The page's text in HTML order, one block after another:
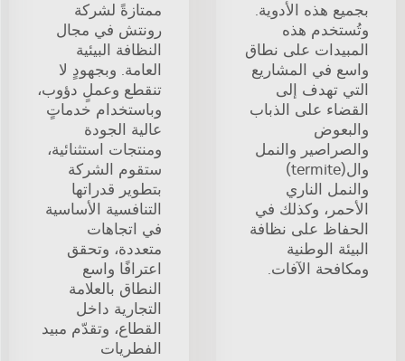
بجميع هذه الأدوية.
وتُستخدم هذه
المبيدات على نطاق
واسع في المشاريع
التي تهدف إلى
القضاء على الذباب
والبعوض
والصراصير والنمل
وال(termite)
والنمل الناري
الأحمر، وكذلك في
الحفاظ على نظافة
البيئة الوطنية
ومكافحة الآفات.
ممتازةً لشركة
رونتش في مجال
النظافة البيئية
العامة. وبجهودٍ لا
تنقطع وعملٍ دؤوب،
وباستخدام خدماتٍ
عالية الجودة
ومنتجات استثنائية،
ستقوم الشركة
بتطوير قدراتها
التنافسية الأساسية
في اتجاهات
متعددة، وتحقق
اعترافًا واسع
النطاق بالعلامة
التجارية داخل
القطاع، وتقدّم مبيد
الفطريات